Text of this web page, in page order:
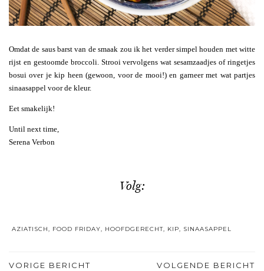
Omdat de saus barst van de smaak zou ik het verder simpel houden met witte
rijst en gestoomde broccoli. Strooi vervolgens wat sesamzaadjes of ringetjes
bosui over je kip heen (gewoon, voor de mooi!) en garneer met wat partjes
sinaasappel voor de kleur.
Eet smakelijk!
Until next time,
Serena Verbon
Volg:
AZIATISCH, FOOD FRIDAY, HOOFDGERECHT, KIP, SINAASAPPEL
VORIGE BERICHT VOLGENDE BERICHT